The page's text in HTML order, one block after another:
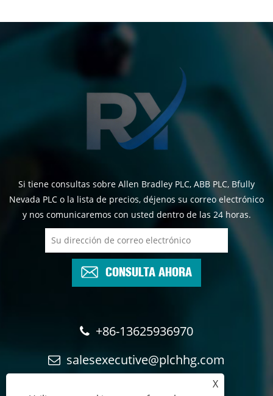
Si tiene consultas sobre Allen Bradley PLC, ABB PLC, Bfully
Nevada PLC o la lista de precios, déjenos su correo electrónico
y nos comunicaremos con usted dentro de las 24 horas.
CONSULTA AHORA
+86-13625936970
salesexecutive@plchhg.com
X